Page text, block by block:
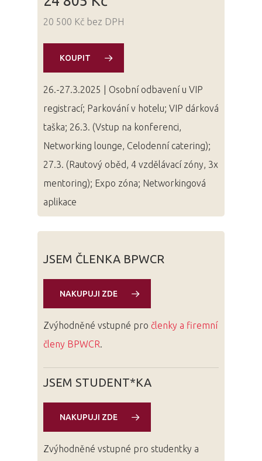
20 500 Kč bez DPH
KOUPIT
26.-27.3.2025 | Osobní odbavení u VIP
registrací; Parkování v hotelu; VIP dárková
taška; 26.3. (Vstup na konferenci,
Networking lounge, Celodenní catering);
27.3. (Rautový oběd, 4 vzdělávací zóny, 3x
mentoring); Expo zóna; Networkingová
aplikace
JSEM ČLENKA BPWCR
NAKUPUJI ZDE
Zvýhodněné vstupné pro členky a firemní
členy BPWCR.
JSEM STUDENT*KA
NAKUPUJI ZDE
Zvýhodněné vstupné pro studentky a
Osobnosti
Dopad
Aktuality
Partneři
Vstupenky